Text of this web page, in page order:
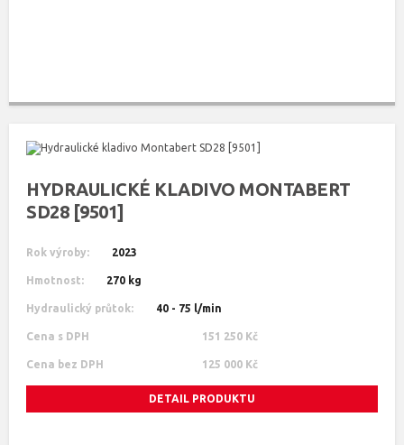
HYDRAULICKÉ KLADIVO MONTABERT
SD28 [9501]
Rok výroby: 2023
Hmotnost: 270 kg
Hydraulický průtok: 40 - 75 l/min
Cena s DPH 151 250 Kč
Cena bez DPH 125 000 Kč
DETAIL PRODUKTU